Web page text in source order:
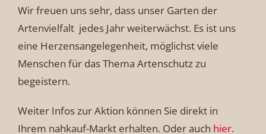
Wir freuen uns sehr, dass unser Garten der
Artenvielfalt jedes Jahr weiterwächst. Es ist uns
eine Herzensangelegenheit, möglichst viele
Menschen für das Thema Artenschutz zu
begeistern.
Weiter Infos zur Aktion können Sie direkt in
Ihrem nahkauf-Markt erhalten. Oder auch hier.